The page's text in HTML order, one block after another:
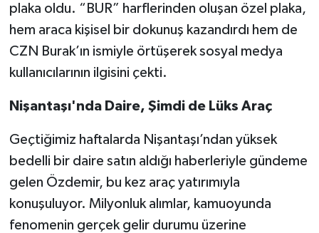
plaka oldu. “BUR” harflerinden oluşan özel plaka,
hem araca kişisel bir dokunuş kazandırdı hem de
CZN Burak’ın ismiyle örtüşerek sosyal medya
kullanıcılarının ilgisini çekti.
Nişantaşı'nda Daire, Şimdi de Lüks Araç
Geçtiğimiz haftalarda Nişantaşı’ndan yüksek
bedelli bir daire satın aldığı haberleriyle gündeme
gelen Özdemir, bu kez araç yatırımıyla
konuşuluyor. Milyonluk alımlar, kamuoyunda
fenomenin gerçek gelir durumu üzerine